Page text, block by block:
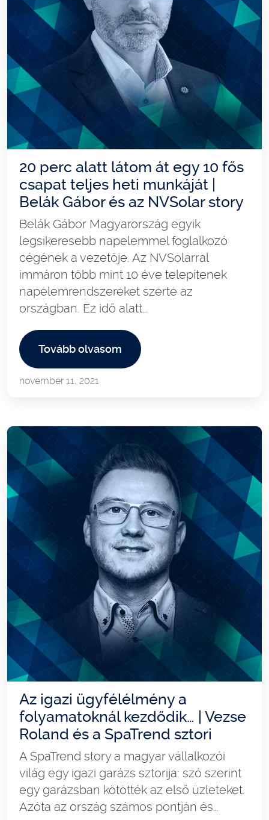
20 perc alatt látom át egy 10 fős
csapat teljes heti munkáját |
Belák Gábor és az NVSolar story
Belák Gábor Magyarország egyik
legsikeresebb napelemmel foglalkozó
cégének a vezetője. Az NVSolarral
immáron több mint 10 éve telepítenek
napelemrendszereket szerte az
országban. Ez idő alatt…
Tovább olvasom
november 11, 2021
Az igazi ügyfélélmény a
folyamatoknál kezdődik… | Vezse
Roland és a SpaTrend sztori
A SpaTrend story a magyar vállalkozói
világ egy igazi garázs sztorija: szó szerint
egy garázsban kötötték az első üzleteket.
Azóta az ország számos pontján és…